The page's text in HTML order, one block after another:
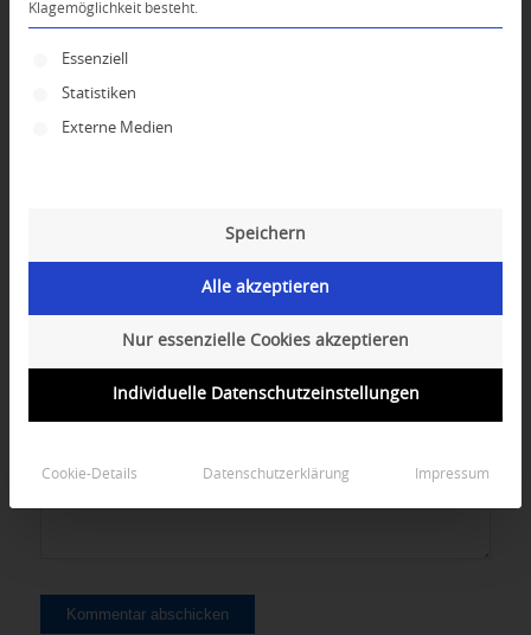
Dein Kommentar
An Diskussion beteiligen?
Hinterlassen Sie uns Ihren Kommentar!
Klagemöglichkeit besteht.
Es folgt eine Liste der Service-Gruppen, für die
Essenziell
Statistiken
Externe Medien
Speichern
Alle akzeptieren
Nur essenzielle Cookies akzeptieren
Individuelle Datenschutzeinstellungen
Cookie-Details Datenschutzerklärung Impressum